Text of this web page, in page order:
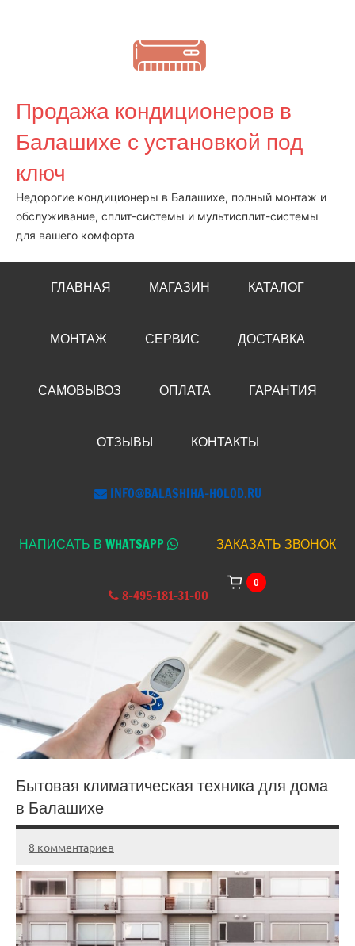
Продажа кондиционеров в
Балашихе с установкой под
ключ
Недорогие кондиционеры в Балашихе, полный монтаж и
обслуживание, сплит-системы и мультисплит-системы
для вашего комфорта
ГЛАВНАЯ МАГАЗИН КАТАЛОГ
МОНТАЖ СЕРВИС ДОСТАВКА
САМОВЫВОЗ ОПЛАТА ГАРАНТИЯ
ОТЗЫВЫ КОНТАКТЫ
INFO@BALASHIHA-HOLOD.RU
НАПИСАТЬ В WHATSAPP ЗАКАЗАТЬ ЗВОНОК
8-495-181-31-00
0
Бытовая климатическая техника для дома
в Балашихе
20.03.2025
admin
8 комментариев